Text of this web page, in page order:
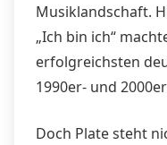
Musiklandschaft.
„Ich bin ich“
erfolgreichsten
1990er- und
Doch Plate steht